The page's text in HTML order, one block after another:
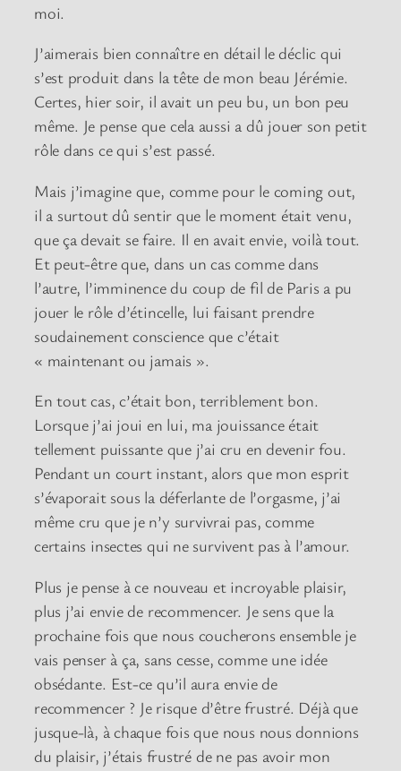
moi.
J’aimerais bien connaître en détail le déclic qui
s’est produit dans la tête de mon beau Jérémie.
Certes, hier soir, il avait un peu bu, un bon peu
même. Je pense que cela aussi a dû jouer son petit
rôle dans ce qui s’est passé.
Mais j’imagine que, comme pour le coming out,
il a surtout dû sentir que le moment était venu,
que ça devait se faire. Il en avait envie, voilà tout.
Et peut-être que, dans un cas comme dans
l’autre, l’imminence du coup de fil de Paris a pu
jouer le rôle d’étincelle, lui faisant prendre
soudainement conscience que c’était
« maintenant ou jamais ».
En tout cas, c’était bon, terriblement bon.
Lorsque j’ai joui en lui, ma jouissance était
tellement puissante que j’ai cru en devenir fou.
Pendant un court instant, alors que mon esprit
s’évaporait sous la déferlante de l’orgasme, j’ai
même cru que je n’y survivrai pas, comme
certains insectes qui ne survivent pas à l’amour.
Plus je pense à ce nouveau et incroyable plaisir,
plus j’ai envie de recommencer. Je sens que la
prochaine fois que nous coucherons ensemble je
vais penser à ça, sans cesse, comme une idée
obsédante. Est-ce qu’il aura envie de
recommencer ? Je risque d’être frustré. Déjà que
jusque-là, à chaque fois que nous nous donnions
du plaisir, j’étais frustré de ne pas avoir mon